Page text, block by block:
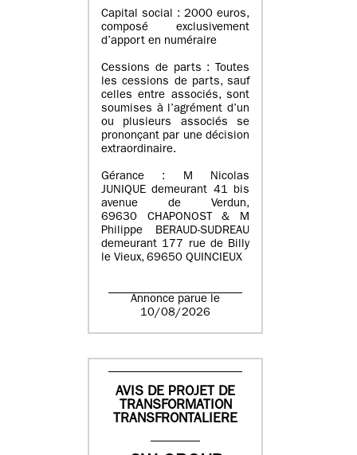
Capital social : 2000 euros,
composé exclusivement
d’apport en numéraire
Cessions de parts : Toutes
les cessions de parts, sauf
celles entre associés, sont
soumises à l’agrément d’un
ou plusieurs associés se
prononçant par une décision
extraordinaire.
Gérance : M Nicolas
JUNIQUE demeurant 41 bis
avenue de Verdun,
69630 CHAPONOST & M
Philippe BERAUD-SUDREAU
demeurant 177 rue de Billy
le Vieux, 69650 QUINCIEUX
Annonce parue le
10/08/2026
AVIS DE PROJET DE
TRANSFORMATION
TRANSFRONTALIERE